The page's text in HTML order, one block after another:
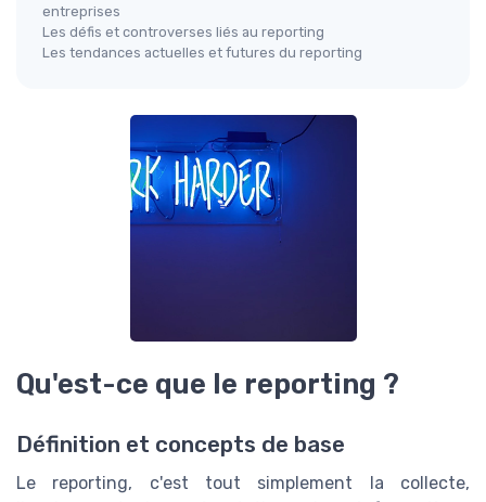
entreprises
Les défis et controverses liés au reporting
Les tendances actuelles et futures du reporting
Qu'est-ce que le reporting ?
Définition et concepts de base
Le reporting, c'est tout simplement la collecte,